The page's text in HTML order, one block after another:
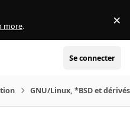
more. ×
Se connecter
GNU/Linux, *BSD et